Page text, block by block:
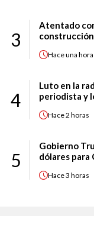
3
Atentado
Haceuna hora
4
Luto en la
periodista y
Hace2 horas
5
Gobierno
dólares para
Hace3 horas